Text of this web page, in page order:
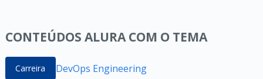
CONTEÚDOS ALURA COM O TEMA
Carreira DevOps Engineering